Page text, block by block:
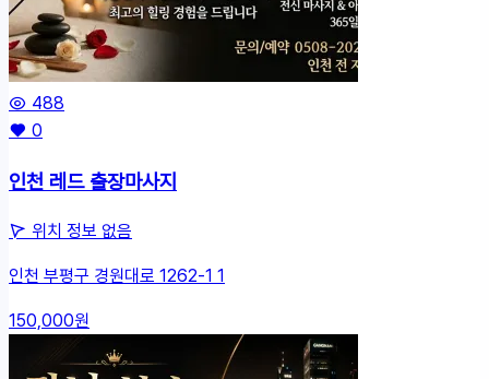
488
0
인천 레드 출장마사지
위치 정보 없음
인천 부평구 경원대로 1262-1 1
150,000원